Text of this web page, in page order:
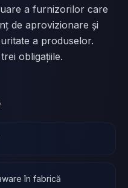
a furnizorilor care
de aprovizionare și
a produselor.
obligațiile.
în fabrică